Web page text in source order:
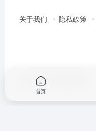
关于我们 隐私政策
Copyright © 2026
首页